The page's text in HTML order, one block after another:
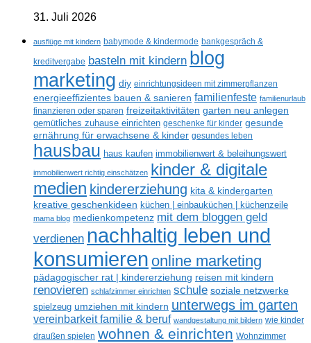
31. Juli 2026
ausflüge mit kindern babymode & kindermode bankgespräch &
kreditvergabe basteln mit kindern blog
marketing diy einrichtungsideen mit zimmerpflanzen
energieeffizientes bauen & sanieren familienfeste familienurlaub
finanzieren oder sparen freizeitaktivitäten garten neu anlegen
gemütliches zuhause einrichten geschenke für kinder gesunde
ernährung für erwachsene & kinder gesundes leben
hausbau haus kaufen immobilienwert & beleihungswert
immobilienwert richtig einschätzen kinder & digitale
medien kindererziehung kita & kindergarten
kreative geschenkideen küchen | einbauküchen | küchenzeile
mama blog medienkompetenz mit dem bloggen geld
verdienen nachhaltig leben und
konsumieren online marketing
pädagogischer rat | kindererziehung reisen mit kindern
renovieren schlafzimmer einrichten schule soziale netzwerke
spielzeug umziehen mit kindern unterwegs im garten
vereinbarkeit familie & beruf wandgestaltung mit bildern wie kinder
draußen spielen wohnen & einrichten Wohnzimmer